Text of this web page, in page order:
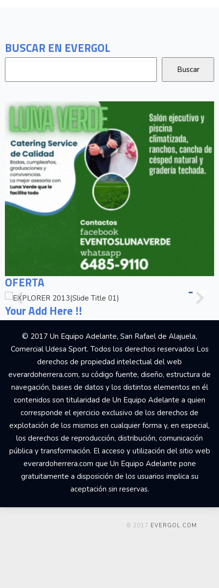
BUSCAR EN EVERGOL
OFERTA
Your Add Here !!
© 2017 Un Equipo Adelante, San Rafael de Alajuela,
Comercial Udesa Sport. Todos los derechos reservados Los
derechos de propiedad intelectual del web
everardoherrera.com, su código fuente, diseño, estructura de
navegación, bases de datos y los distintos elementos en él
contenidos son titularidad de Un Equipo Adelante a quien
corresponde el ejercicio exclusivo de los derechos de
explotación de los mismos en cualquier forma y, en especial,
los derechos de reproducción, distribución, comunicación
pública y transformación. El acceso y utilización del sitio web
everardoherrera.com que Un Equipo Adelante pone
gratuitamente a disposición de los usuarios implica su
aceptación sin reservas.
© 2017 EVERGOL.COM